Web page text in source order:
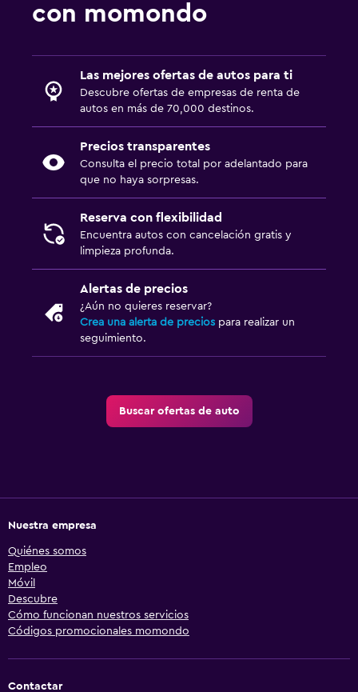
con momondo
Las mejores ofertas de autos para ti
Descubre ofertas de empresas de renta de
autos en más de 70,000 destinos.
Precios transparentes
Consulta el precio total por adelantado para
que no haya sorpresas.
Reserva con flexibilidad
Encuentra autos con cancelación gratis y
limpieza profunda.
Alertas de precios
¿Aún no quieres reservar?
Crea una alerta de precios para realizar un
seguimiento.
Buscar ofertas de auto
Nuestra empresa
Quiénes somos
Empleo
Móvil
Descubre
Cómo funcionan nuestros servicios
Códigos promocionales momondo
Contactar